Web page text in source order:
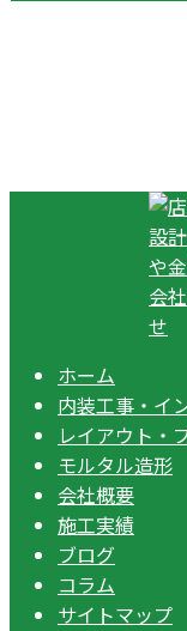
ホーム
内装工事・イ
レイアウト・
モルタル造形
会社概要
施工実績
ブログ
コラム
サイトマップ